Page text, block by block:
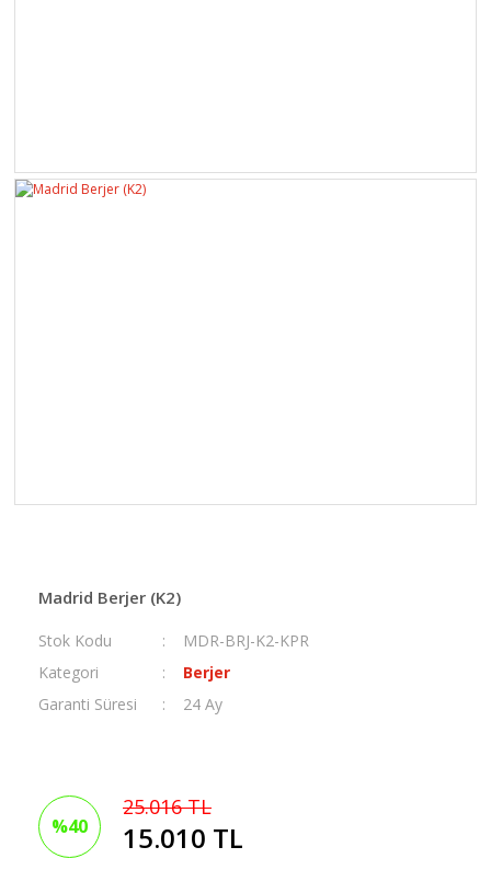
Madrid Berjer (K2)
Stok Kodu
MDR-BRJ-K2-KPR
Kategori
Berjer
Garanti Süresi
24 Ay
%40
25.016 TL
15.010 TL